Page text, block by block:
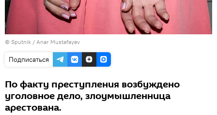
© Sputnik / Anar Mustafayev
Подписаться
По факту преступления возбуждено
уголовное дело, злоумышленница
арестована.